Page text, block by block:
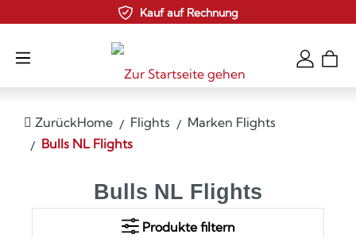
Zum Hauptinhalt springenKauf auf Rechnung
ZurückHome Flights
Marken Flights
Bulls NL Flights
Bulls NL Flights
Produkte filtern